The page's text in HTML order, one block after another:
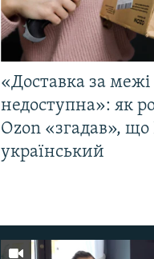
«Доставка за межі
недоступна»: як
Ozon «згадав»,
український